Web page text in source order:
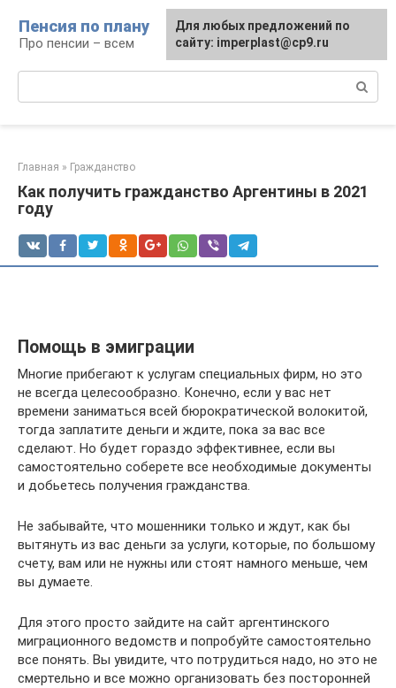
контенту
Пенсия по плану
Про пенсии – всем
Главная » Гражданство
Как получить гражданство Аргентины в 2021
году
Помощь в эмиграции
Многие прибегают к услугам специальных фирм, но это
не всегда целесообразно. Конечно, если у вас нет
времени заниматься всей бюрократической волокитой,
тогда заплатите деньги и ждите, пока за вас все
сделают. Но будет гораздо эффективнее, если вы
самостоятельно соберете все необходимые документы
и добьетесь получения гражданства.
Не забывайте, что мошенники только и ждут, как бы
вытянуть из вас деньги за услуги, которые, по большому
счету, вам или не нужны или стоят намного меньше, чем
вы думаете.
Для этого просто зайдите на сайт аргентинского
миграционного ведомств и попробуйте самостоятельно
все понять. Вы увидите, что потрудиться надо, но это не
смертельно и все можно организовать без посторонней
Для любых предложений по
сайту: imperplast@cp9.ru